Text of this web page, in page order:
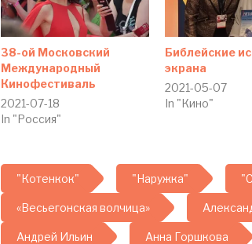
38-ой Московский
Международный
Кинофестиваль
2021-07-18
In "Россия"
Библейские
экрана
2021-05-07
In "Кино"
"Котенкок" "Наружка"
«Весьегонская волчица»
Андрей Ильин Анна Горшкова